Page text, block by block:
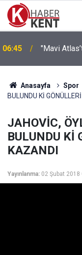
22:21
Edilecek
Anasayfa Spor
BULUNDU Kİ
JAHOVİC,
BULUNDU Kİ
KAZANDI
Yayınlanma: 02 Şubat 2018